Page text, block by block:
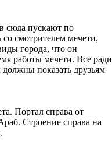
сюда пускают по
смотрителем мечети,
города, что он
работы мечети. Все ради
показать друзьям
Портал справа от
Строение справа на